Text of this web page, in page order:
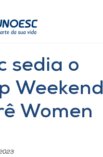
Estudante
de evento
sedia o
Weekend
Women